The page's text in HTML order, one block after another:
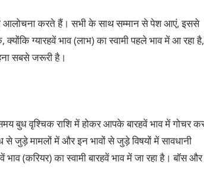
आलोचना करते हैं। सभी के साथ सम्मान से पेश आएं, इससे
ग्यारहवें भाव (लाभ) का स्वामी पहले भाव में आ रहा है,
सबसे जरूरी है।
बुध वृश्चिक राशि में होकर आपके बारहवें भाव में गोचर
से जुड़े मामलों में और इन भावों से जुड़े विषयों में सावधानी
(करियर) का स्वामी बारहवें भाव में जा रहा है। बॉस और